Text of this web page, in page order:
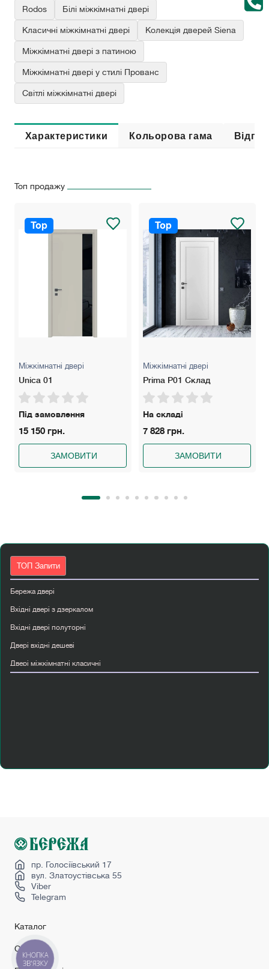
Rodos Білі міжкімнатні двері
Класичні міжкімнатні двері Колекція дверей Siena
Міжкімнатні двері з патиною
Міжкімнатні двері у стилі Прованс
Світлі міжкімнатні двері
Характеристики Кольорова гама
Топ продажу
Top
Міжкімнатні двері
Unica 01
Під замовлення
15 150 грн.
ЗАМОВИТИ
Top
Міжкімнатні двері
Prima P01 Склад
На складі
7 828 грн.
ЗАМОВИТИ
ТОП Запити
Бережа двері
Вхідні двері з дзеркалом
Вхідні двері полуторні
Двері вхідні дешеві
Двері міжкімнатні класичні
Міжкімнатні двері сірі
Перегородка лофт
Сучасні міжкімнатні двері
пр. Голосіївський 17
вул. Златоустівська 55
Viber
Telegram
Каталог
Сервіс
КНОПКА
ЗВ'ЯЗКУ